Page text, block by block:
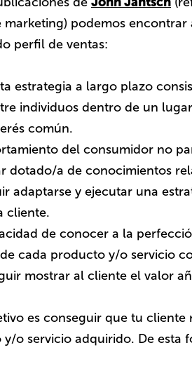
podemos encontrar
perfil de ventas:
estrategia a largo plazo
individuos dentro de un
común.
del consumidor no
dotado/a de conocimientos
adaptarse y ejecutar una
cliente.
de conocer a la
cada producto y/o servicio
mostrar al cliente el valor
es conseguir que tu cliente
o servicio adquirido. De esta